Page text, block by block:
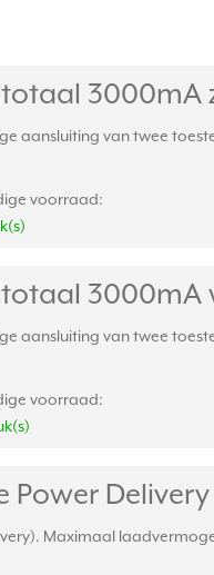
3000mA
aansluiting van twee
voorraad:
3000mA
aansluiting van twee
voorraad:
Maximaal